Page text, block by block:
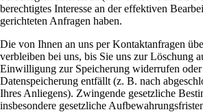
berechtigtes Interesse an der effektiven
gerichteten Anfragen haben.
Die von Ihnen an uns per Kontaktanfragen
verbleiben bei uns, bis Sie uns zur Löschung
Einwilligung zur Speicherung widerrufen
Datenspeicherung entfällt (z. B. nach
Ihres Anliegens). Zwingende gesetzliche
insbesondere gesetzliche